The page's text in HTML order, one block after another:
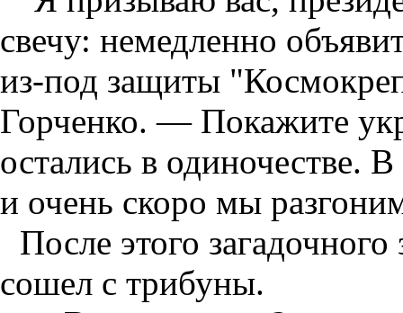
свечу: немедленно
из-под защиты
Горченко. — Покажите
остались в одиночестве.
и очень скоро мы
После этого
сошел с трибуны.